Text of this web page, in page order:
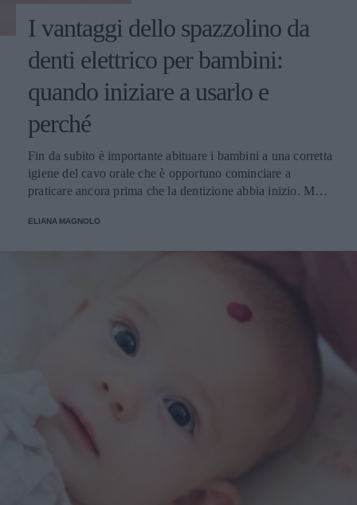
I vantaggi dello spazzolino da
denti elettrico per bambini:
quando iniziare a usarlo e
perché
Fin da subito è importante abituare i bambini a una corretta
igiene del cavo orale che è opportuno cominciare a
praticare ancora prima che la dentizione abbia inizio. Ma
elettrico? Da quale età?
ELIANA MAGNOLO